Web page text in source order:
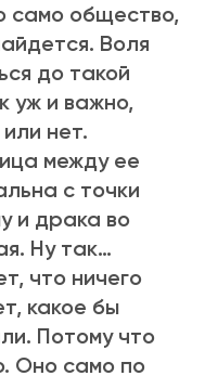
само общество,
Воля
до такой
уж и важно,
нет.
между ее
с точки
и драка во
Ну так…
что ничего
какое бы
Потому что
Оно само по